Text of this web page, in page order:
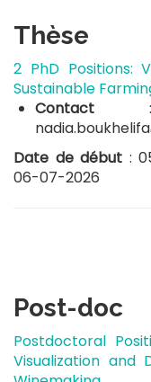
Thèse
2 PhD Positions:
Sustainable
Contact :
Date de début :
06-07-2026
Post-doc
Postdoctoral
Visualization and